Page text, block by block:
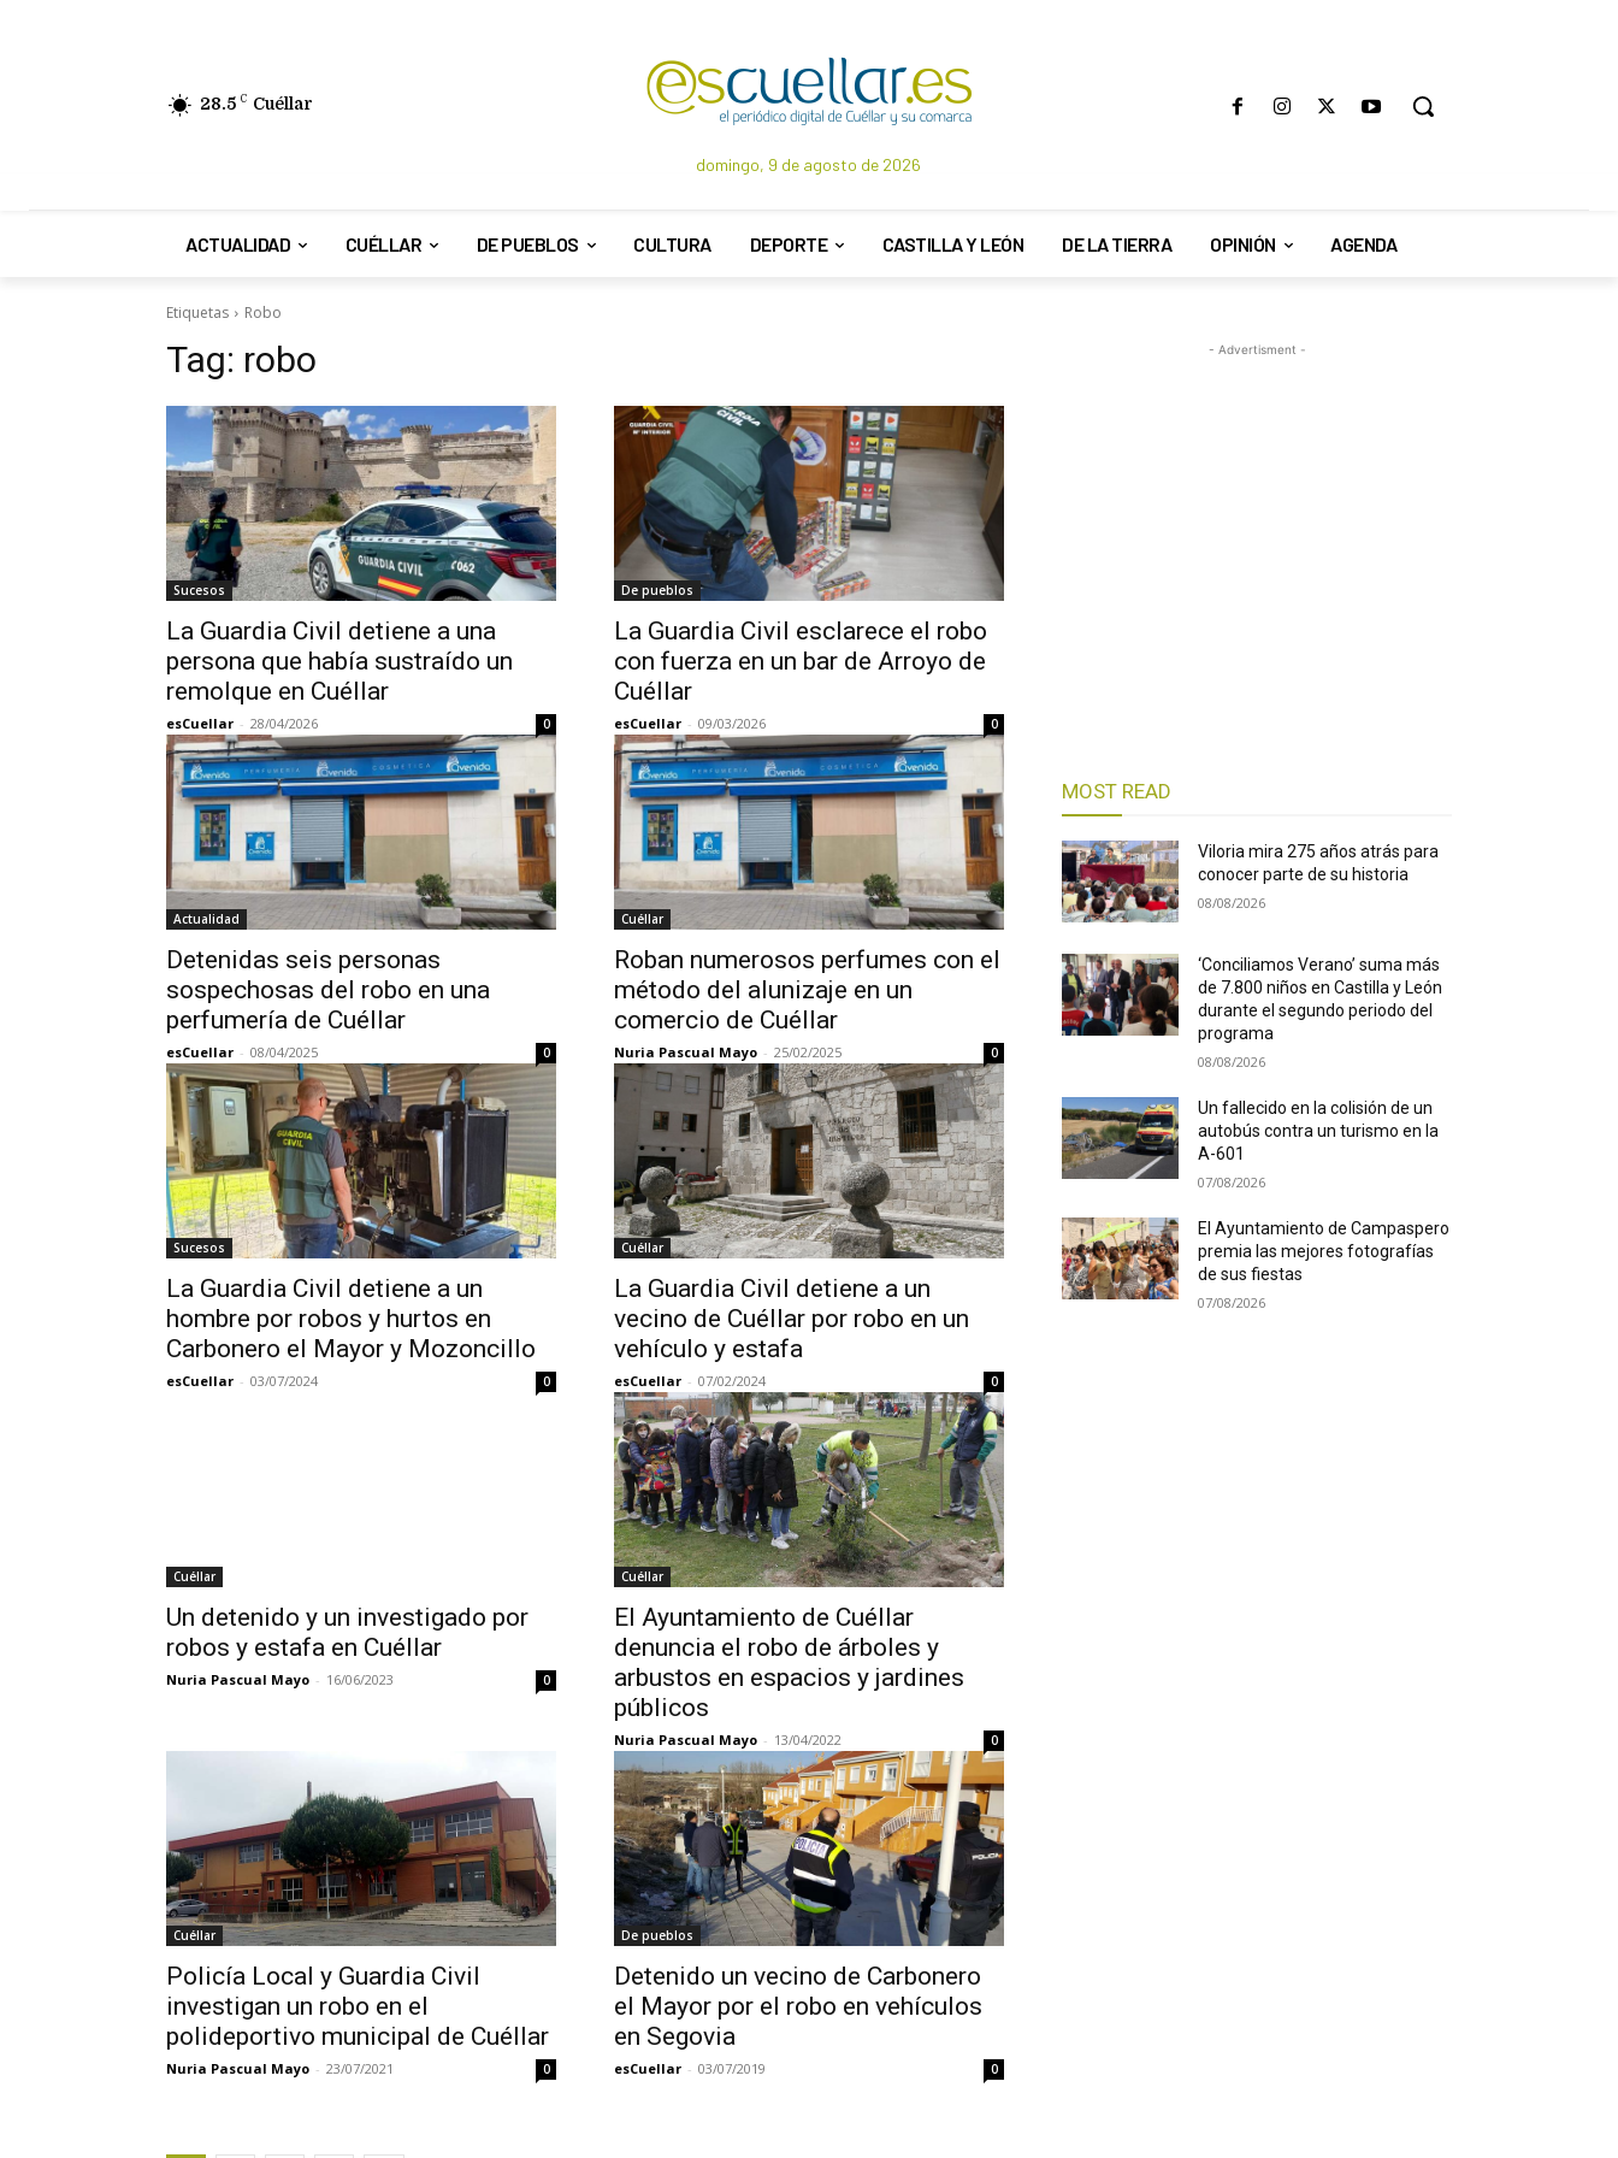
28.5 C Cuéllar
domingo, 9 de agosto de 2026
ACTUALIDAD CUÉLLAR DE PUEBLOS CULTURA DEPORTE CASTILLA Y LEÓN DE LA TIERRA OPINIÓN AGENDA
Etiquetas Robo
Tag: robo
Sucesos
La Guardia Civil detiene a una
persona que había sustraído un
remolque en Cuéllar
esCuellar - 28/04/2026 0
De pueblos
La Guardia Civil esclarece el robo
con fuerza en un bar de Arroyo de
Cuéllar
esCuellar - 09/03/2026 0
Actualidad
Detenidas seis personas
sospechosas del robo en una
perfumería de Cuéllar
esCuellar - 08/04/2025 0
Cuéllar
Roban numerosos perfumes con el
método del alunizaje en un
comercio de Cuéllar
Nuria Pascual Mayo - 25/02/2025 0
Sucesos
La Guardia Civil detiene a un
hombre por robos y hurtos en
Carbonero el Mayor y Mozoncillo
esCuellar - 03/07/2024 0
Cuéllar
La Guardia Civil detiene a un
vecino de Cuéllar por robo en un
vehículo y estafa
esCuellar - 07/02/2024 0
Cuéllar
Un detenido y un investigado por
robos y estafa en Cuéllar
Nuria Pascual Mayo - 16/06/2023 0
Cuéllar
El Ayuntamiento de Cuéllar
denuncia el robo de árboles y
arbustos en espacios y jardines
públicos
Nuria Pascual Mayo - 13/04/2022 0
Cuéllar
Policía Local y Guardia Civil
investigan un robo en el
polideportivo municipal de Cuéllar
Nuria Pascual Mayo - 23/07/2021 0
De pueblos
Detenido un vecino de Carbonero
el Mayor por el robo en vehículos
en Segovia
esCuellar - 03/07/2019 0
- Advertisment -
MOST READ
Viloria mira 275 años atrás para
conocer parte de su historia
08/08/2026
‘Conciliamos Verano’ suma más
de 7.800 niños en Castilla y León
durante el segundo periodo del
programa
08/08/2026
Un fallecido en la colisión de un
autobús contra un turismo en la
A-601
07/08/2026
El Ayuntamiento de Campaspero
premia las mejores fotografías
de sus fiestas
07/08/2026